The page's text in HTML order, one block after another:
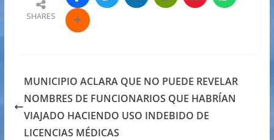
SHARES
MUNICIPIO ACLARA QUE NO PUEDE REVELAR
NOMBRES DE FUNCIONARIOS QUE HABRÍAN
VIAJADO HACIENDO USO INDEBIDO DE
LICENCIAS MÉDICAS